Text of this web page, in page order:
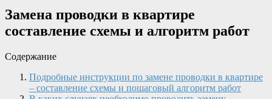
Замена проводки в квартире
составление схемы и алгоритм работ
Содержание
Подробные инструкции по замене проводки в квартире
– составление схемы и пошаговый алгоритм работ